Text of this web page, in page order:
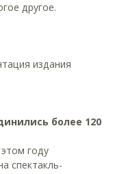
другое.
издания
более 120
году
спектакль-